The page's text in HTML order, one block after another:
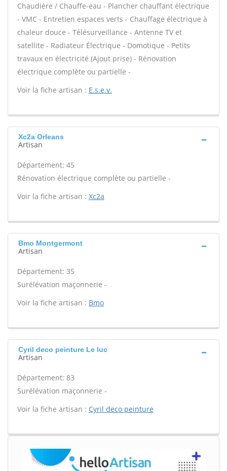
Chaudière / Chauffe-eau - Plancher chauffant électrique
- VMC - Entretien espaces verts - Chauffage électrique à
chaleur douce - Télésurveillance - Antenne TV et
satellite - Radiateur Électrique - Domotique - Petits
travaux en électricité (Ajout prise) - Rénovation
électrique complète ou partielle -
Voir la fiche artisan : E.s.e.v.
Xc2a Orleans
Artisan
Département: 45
Rénovation électrique complète ou partielle -
Voir la fiche artisan : Xc2a
Bmo Montgermont
Artisan
Département: 35
Surélévation maçonnerie -
Voir la fiche artisan : Bmo
Cyril deco peinture Le luc
Artisan
Département: 83
Surélévation maçonnerie -
Voir la fiche artisan : Cyril deco peinture